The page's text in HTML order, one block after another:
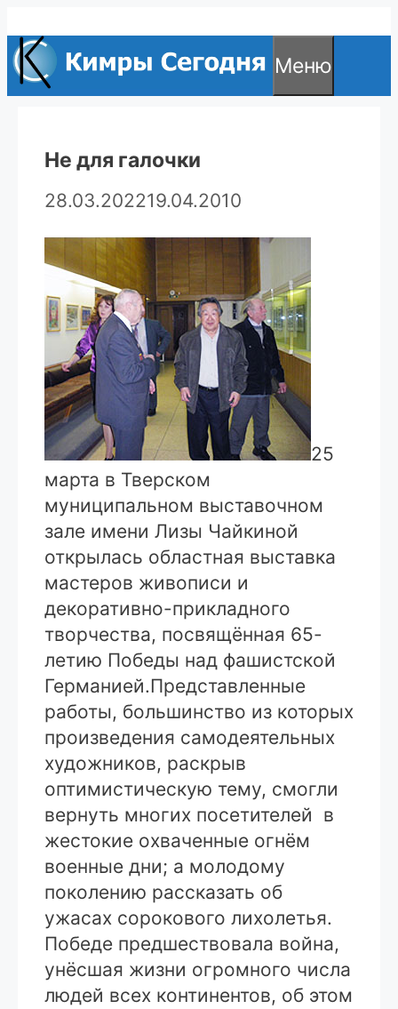
к
содержимому
Меню
Не для галочки
28.03.202219.04.2010
25
марта в Тверском
муниципальном выставочном
зале имени Лизы Чайкиной
открылась областная выставка
мастеров живописи и
декоративно-прикладного
творчества, посвящённая 65-
летию Победы над фашистской
Германией.Представленные
работы, большинство из которых
произведения самодеятельных
художников, раскрыв
оптимистическую тему, смогли
вернуть многих посетителей в
жестокие охваченные огнём
военные дни; а молодому
поколению рассказать об
ужасах сорокового лихолетья.
Победе предшествовала война,
унёсшая жизни огромного числа
людей всех континентов, об этом